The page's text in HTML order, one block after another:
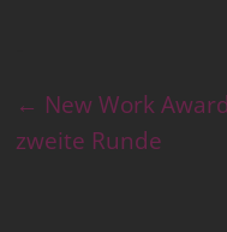
← New Work
zweite Runde